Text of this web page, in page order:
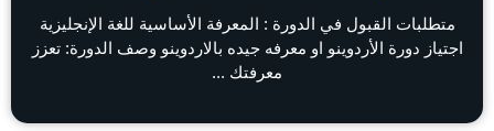
متطلبات القبول في الدورة : المعرفة الأساسية للغة الإنجليزية
اجتياز دورة الأردوينو او معرفه جيده بالاردوينو وصف الدورة: تعزز
معرفتك ...